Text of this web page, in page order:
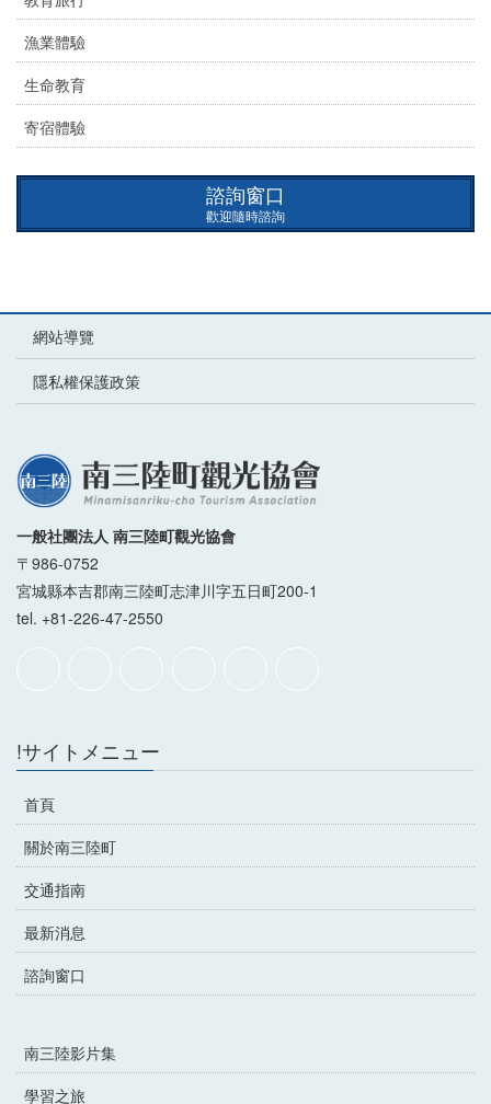
漁業體驗
生命教育
寄宿體驗
諮詢窗口
歡迎隨時諮詢
網站導覽
隱私權保護政策
一般社團法人 南三陸町觀光協會
〒986-0752
宮城縣本吉郡南三陸町志津川字五日町200-1
tel. +81-226-47-2550
!サイトメニュー
首頁
關於南三陸町
交通指南
最新消息
諮詢窗口
南三陸影片集
學習之旅